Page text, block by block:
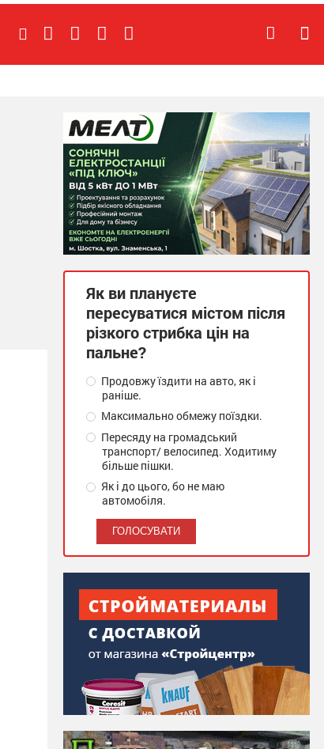
Як ви плануєте
пересуватися містом після
різкого стрибка цін на
пальне?
Продовжу їздити на авто, як і
раніше.
Максимально обмежу поїздки.
Пересяду на громадський
транспорт/ велосипед. Ходитиму
більше пішки.
Як і до цього, бо не маю
автомобіля.